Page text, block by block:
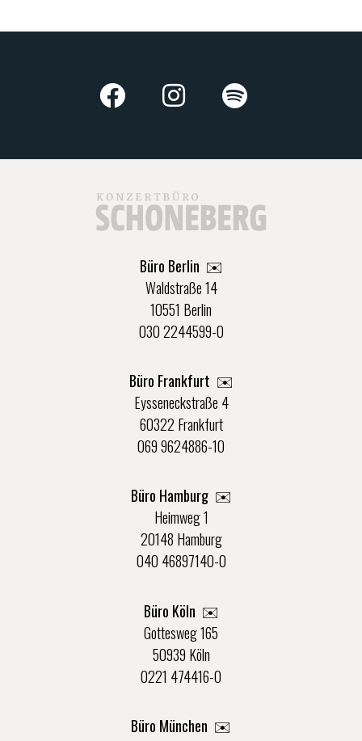
Büro Berlin ✉️
Waldstraße 14
10551 Berlin
030 2244599-0
Büro Frankfurt ✉️
Eysseneckstraße 4
60322 Frankfurt
069 9624886-10
Büro Hamburg ✉️
Heimweg 1
20148 Hamburg
040 46897140-0
Büro Köln ✉️
Gottesweg 165
50939 Köln
0221 474416-0
Büro München ✉️